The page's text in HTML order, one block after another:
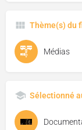
Thème(s) du
Médias
Sélectionné